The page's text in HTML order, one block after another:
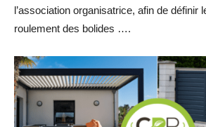
l’association organisatrice, afin de définir
roulement des bolides ….